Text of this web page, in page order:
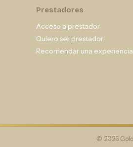
Prestadores
Acceso a prestador
Quiero ser prestador
Recomendar una experiencia
© 2026